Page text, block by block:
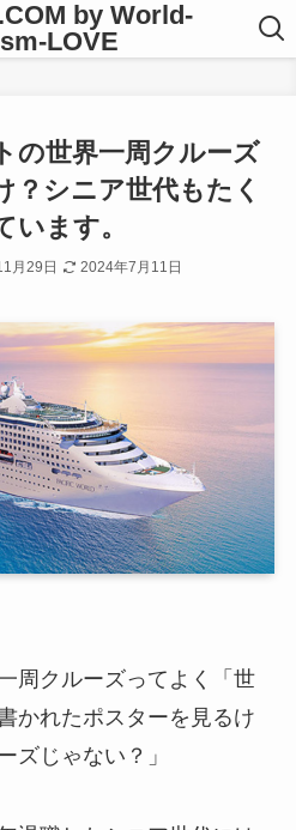
by World-
LOVE
の世界一周クルーズ
？シニア世代もたく
います。
月29日 2024年7月11日
周クルーズってよく「世
かれたポスターを見るけ
ズじゃない？」